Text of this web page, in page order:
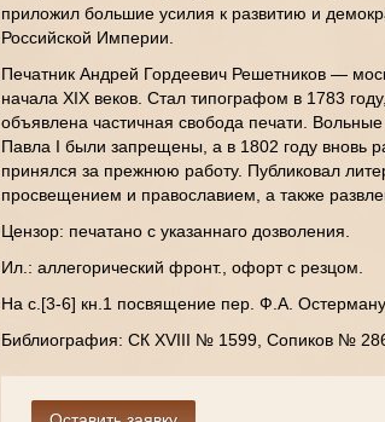
приложил большие усилия к развитию и
Российской Империи.
Печатник Андрей Гордеевич Решетников —
начала XIX веков. Стал типографом в 1783
объявлена частичная свобода печати.
Павла I были запрещены, а в 1802 году вновь
принялся за прежнюю работу. Публиковал
просвещением и православием, а также
Цензор: печатано с указаннаго дозволения.
Ил.: аллегорический фронт., офорт с резцом.
На с.[3-6] кн.1 посвящение пер. Ф.А. Остерману.
Библиография: СК XVIII № 1599, Сопиков №